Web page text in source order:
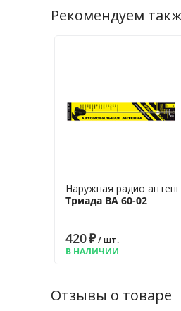
Рекомендуем
Наружная радио антенна
Триада ВА 60-02
420₽/ шт.
В НАЛИЧИИ
Отзывы о товаре